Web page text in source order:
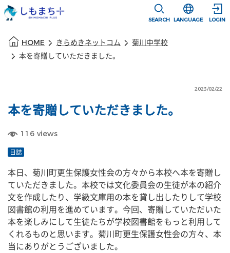
SEARCH
選択すると言
LANGUAGE LOGIN
HOME きらめきネットコム
菊川中学校
本を寄贈していただきました。
2023/02/22
本を寄贈していただきました。
116 views
日誌
本日、菊川町更生保護女性会の方々から本校へ本を寄贈し
ていただきました。本校では文化委員会の生徒が本の紹介
文を作成したり、学級文庫用の本を貸し出したりして学校
図書館の利用を進めています。今回、寄贈していただいた
本を楽しみにして生徒たちが学校図書館をもっと利用して
くれるものと思います。菊川町更生保護女性会の方々、本
当にありがとうございました。